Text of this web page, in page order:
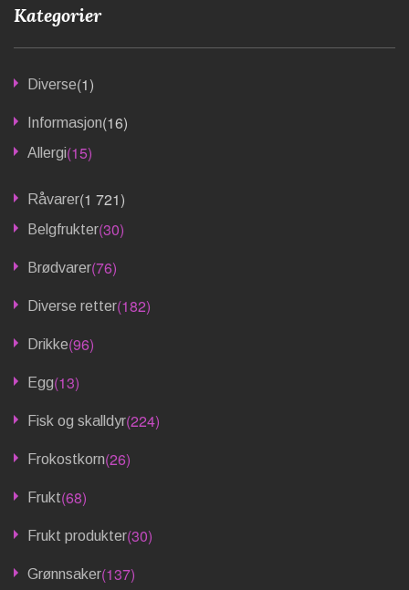
Kategorier
Diverse(1)
Informasjon(16)
Allergi(15)
Råvarer(1 721)
Belgfrukter(30)
Brødvarer(76)
Diverse retter(182)
Drikke(96)
Egg(13)
Fisk og skalldyr(224)
Frokostkorn(26)
Frukt(68)
Frukt produkter(30)
Grønnsaker(137)